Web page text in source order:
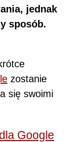
jednak
sposób.
zostanie
się swoimi
Google